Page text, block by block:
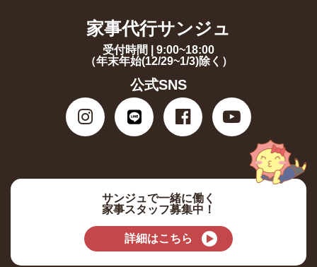
家事代行サンジュ
受付時間 | 9:00~18:00
（年末年始(12/29~1/3)除く）
公式SNS
サンジュで一緒に働く
家事スタッフ募集中！
詳細はこちら